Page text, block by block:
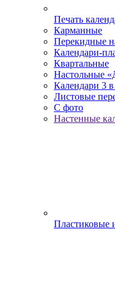
Печать
Карманные
Перекидные
Календари-
Квартальные
Настольные
Календари 3 в
Листовые
С фото
Настенные
Пластиковые